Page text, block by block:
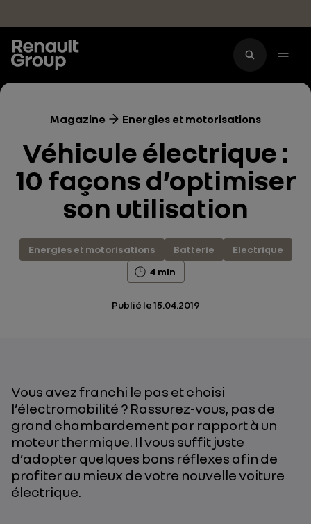
Magazine Energies et motorisations
Véhicule électrique :
10 façons d’optimiser
son utilisation
Energies et motorisations Batterie
Electrique
4 min
Publié le15.04.2019
Vous avez franchi le pas et choisi
l’électromobilité ? Rassurez-vous, pas de
grand chambardement par rapport à un
moteur thermique. Il vous suffit juste
d’adopter quelques bons réflexes afin de
profiter au mieux de votre nouvelle voiture
électrique.